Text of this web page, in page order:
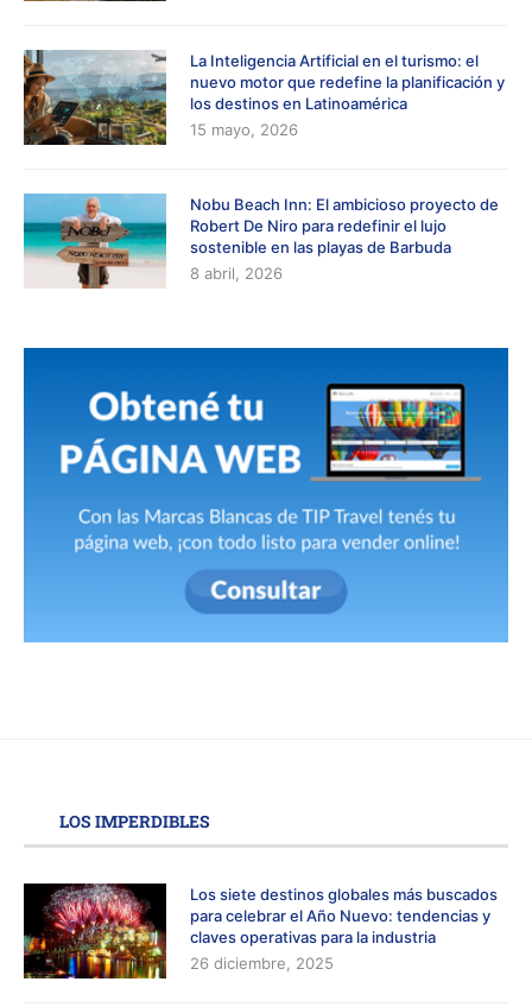
La Inteligencia Artificial en el turismo: el
nuevo motor que redefine la planificación y
los destinos en Latinoamérica
15 mayo, 2026
Nobu Beach Inn: El ambicioso proyecto de
Robert De Niro para redefinir el lujo
sostenible en las playas de Barbuda
8 abril, 2026
LOS IMPERDIBLES
Los siete destinos globales más buscados
para celebrar el Año Nuevo: tendencias y
claves operativas para la industria
26 diciembre, 2025